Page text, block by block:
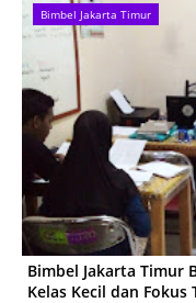
Bimbel Jakarta Timur
Bimbel Jakarta Timur
Kelas Kecil dan Fokus